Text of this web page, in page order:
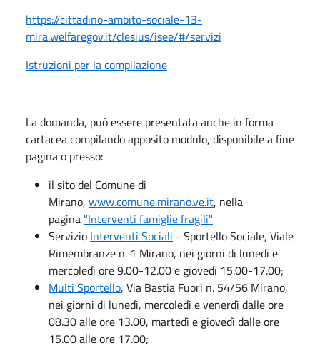
https://cittadino-ambito-sociale-13-
mira.welfaregov.it/clesius/isee/#/servizi
Istruzioni per la compilazione
La domanda, può essere presentata anche in forma
cartacea compilando apposito modulo, disponibile a fine
pagina o presso:
il sito del Comune di
Mirano, www.comune.mirano.ve.it, nella
pagina "Interventi famiglie fragili"
Servizio Interventi Sociali - Sportello Sociale, Viale
Rimembranze n. 1 Mirano, nei giorni di lunedì e
mercoledì ore 9.00-12.00 e giovedì 15.00-17.00;
Multi Sportello, Via Bastia Fuori n. 54/56 Mirano,
nei giorni di lunedì, mercoledì e venerdì dalle ore
08.30 alle ore 13.00, martedì e giovedì dalle ore
15.00 alle ore 17.00;